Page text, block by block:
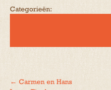
Categorieën:
← Carmen en Hans